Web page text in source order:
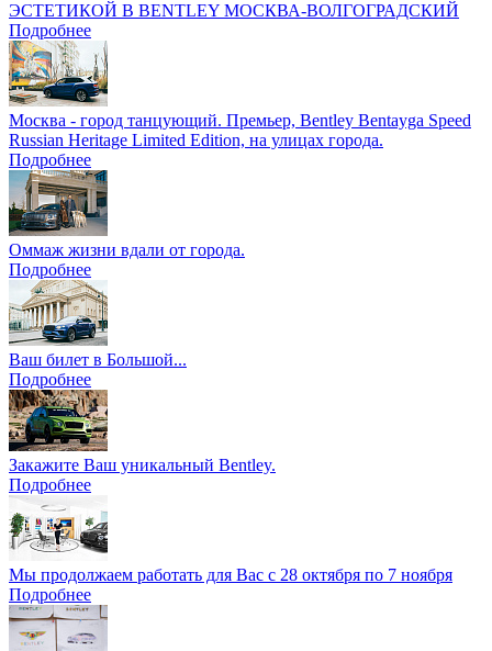
ЭСТЕТИКОЙ В BENTLEY МОСКВА-ВОЛГОГРАДСКИЙ
Подробнее
Москва - город танцующий. Премьер, Bentley Bentayga Speed
Russian Heritage Limited Edition, на улицах города.
Подробнее
Оммаж жизни вдали от города.
Подробнее
Ваш билет в Большой...
Подробнее
Закажите Ваш уникальный Bentley.
Подробнее
Мы продолжаем работать для Вас с 28 октября по 7 ноября
Подробнее